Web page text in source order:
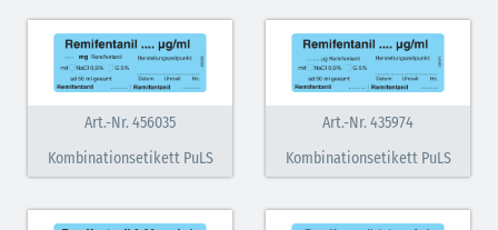
Art.-Nr. 456035
Kombinationsetikett PuLS
Art.-Nr. 435974
Kombinationsetikett PuLS